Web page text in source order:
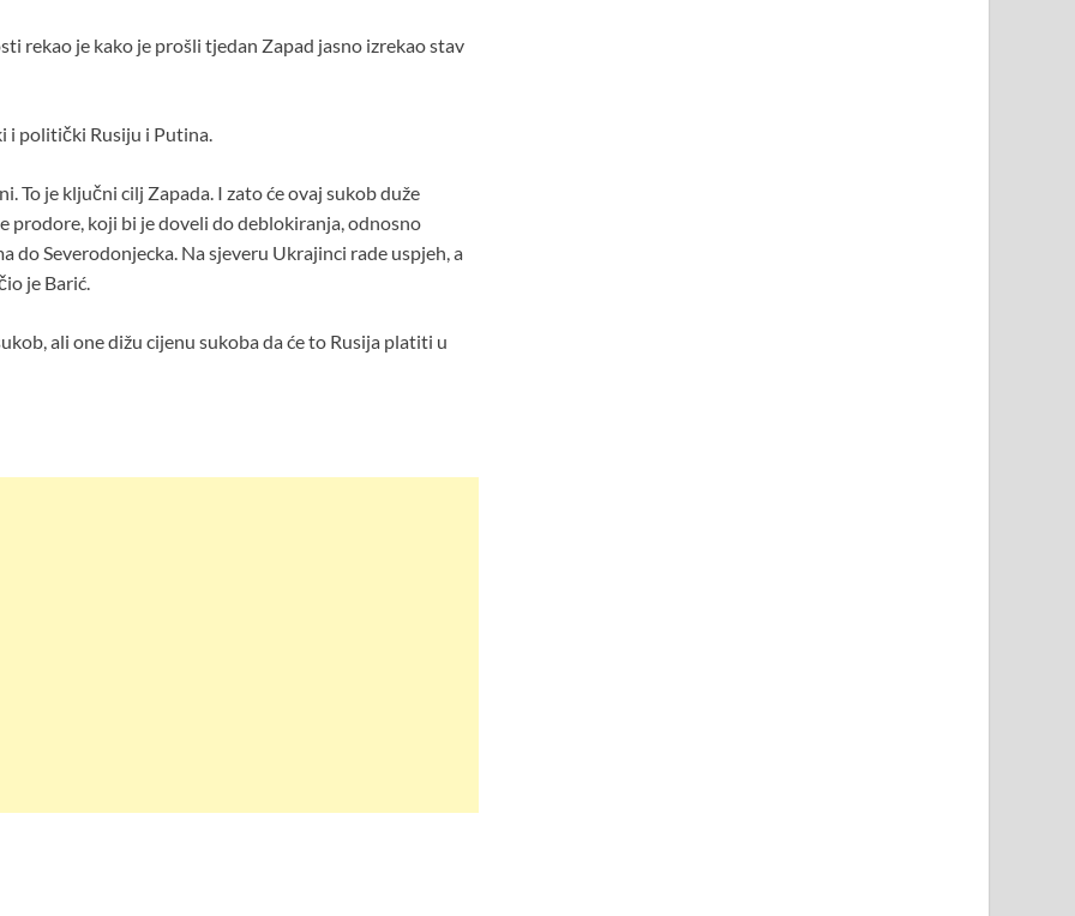
rekao je kako je prošli tjedan Zapad jasno izrekao stav
i politički Rusiju i Putina.
To je ključni cilj Zapada. I zato će ovaj sukob duže
prodore, koji bi je doveli do deblokiranja, odnosno
do Severodonjecka. Na sjeveru Ukrajinci rade uspjeh, a
je Barić.
ali one dižu cijenu sukoba da će to Rusija platiti u